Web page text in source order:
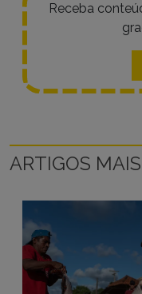
Receba
ARTIGOS